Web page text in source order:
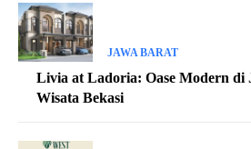
JAWA BARAT
Livia at Ladoria: Oase Modern di
Wisata Bekasi